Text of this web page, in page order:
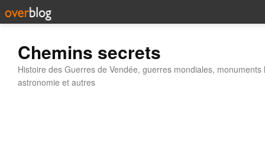
Chemins secrets
Histoire des Guerres de Vendée, guerres mondiales,
astronomie et autres